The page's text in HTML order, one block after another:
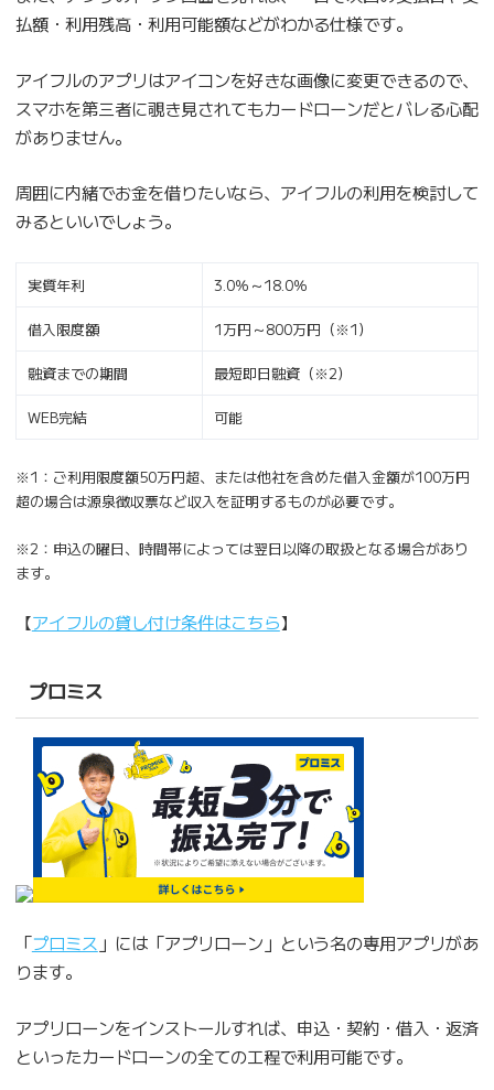
払額・利用残高・利用可能額などがわかる仕様です。
アイフルのアプリはアイコンを好きな画像に変更できるので、
スマホを第三者に覗き見されてもカードローンだとバレる心配
がありません。
周囲に内緒でお金を借りたいなら、アイフルの利用を検討して
みるといいでしょう。
実質年利 3.0％～18.0％
借入限度額 1万円～800万円（※1）
融資までの期間 最短即日融資（※2）
WEB完結 可能
※1：ご利用限度額50万円超、または他社を含めた借入金額が100万円
超の場合は源泉徴収票など収入を証明するものが必要です。
※2：申込の曜日、時間帯によっては翌日以降の取扱となる場合があり
ます。
【アイフルの貸し付け条件はこちら】
プロミス
「プロミス 」には「アプリローン」という名の専用アプリがあ
ります。
アプリローンをインストールすれば、申込・契約・借入・返済
といったカードローンの全ての工程で利用可能です。